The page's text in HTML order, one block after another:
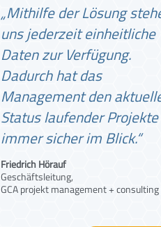
„Mithilfe der Lösung
uns jederzeit einheitliche
Daten zur Verfügung.
Dadurch hat das
Management den
Status laufender Projekte
immer sicher im Blick.“
Friedrich Hörauf
Geschäftsleitung,
GCA projekt management +